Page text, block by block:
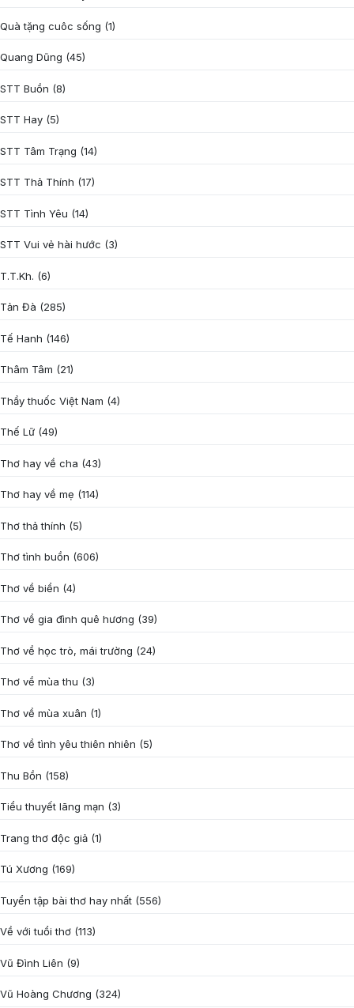
Quà tặng cuôc sống (1)
Quang Dũng (45)
STT Buồn (8)
STT Hay (5)
STT Tâm Trạng (14)
STT Thả Thính (17)
STT Tình Yêu (14)
STT Vui vẻ hài hước (3)
T.T.Kh. (6)
Tản Đà (285)
Tế Hanh (146)
Thâm Tâm (21)
Thầy thuốc Việt Nam (4)
Thế Lữ (49)
Thơ hay về cha (43)
Thơ hay về mẹ (114)
Thơ thả thính (5)
Thơ tình buồn (606)
Thơ về biển (4)
Thơ về gia đình quê hương (39)
Thơ về học trò, mái trường (24)
Thơ về mùa thu (3)
Thơ về mùa xuân (1)
Thơ về tình yêu thiên nhiên (5)
Thu Bồn (158)
Tiểu thuyết lãng mạn (3)
Trang thơ độc giả (1)
Tú Xương (169)
Tuyển tập bài thơ hay nhất (556)
Về với tuổi thơ (113)
Vũ Đình Liên (9)
Vũ Hoàng Chương (324)